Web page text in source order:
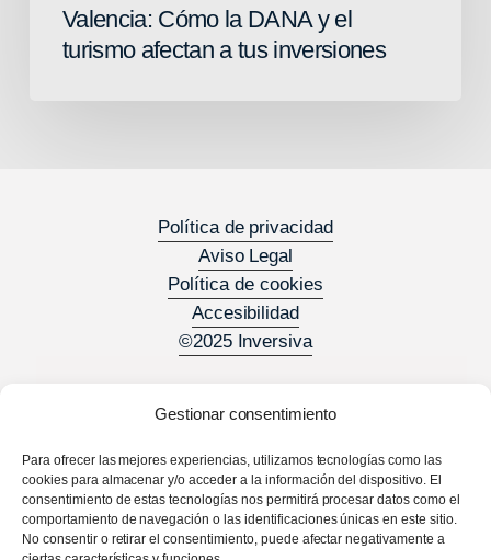
Gestionar consentimiento
Para ofrecer las mejores experiencias, utilizamos tecnologías como las
cookies para almacenar y/o acceder a la información del dispositivo. El
consentimiento de estas tecnologías nos permitirá procesar datos como el
comportamiento de navegación o las identificaciones únicas en este sitio.
No consentir o retirar el consentimiento, puede afectar negativamente a
Valencia: Cómo la DANA y el
turismo afectan a tus inversiones
Política de privacidad
Aviso Legal
Política de cookies
Accesibilidad
©2025 Inversiva